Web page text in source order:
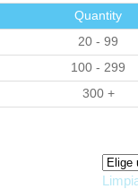
Quantity
20 - 99
100 - 299
300 +